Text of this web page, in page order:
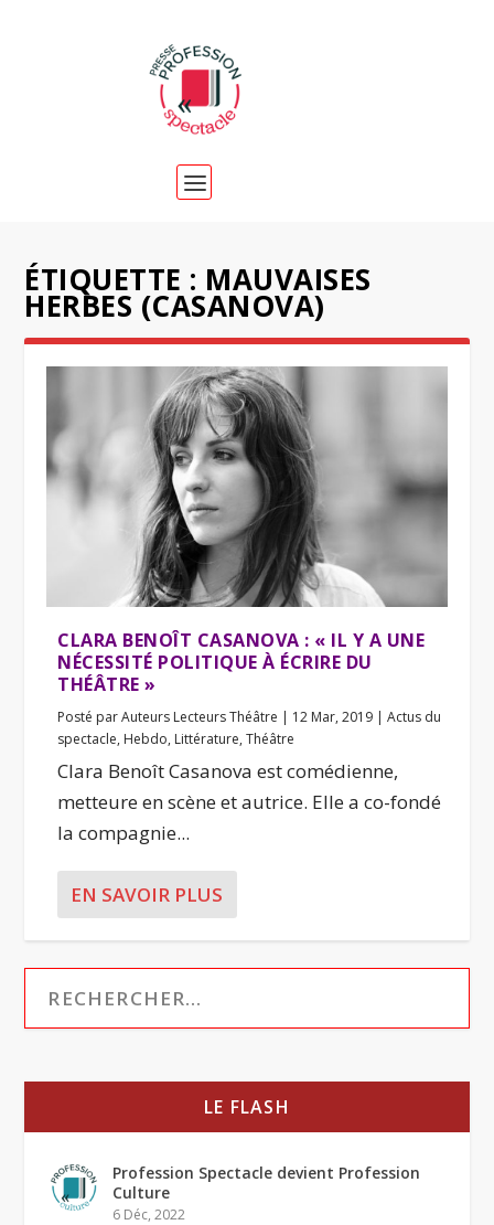
ÉTIQUETTE : MAUVAISES
HERBES (CASANOVA)
CLARA BENOÎT CASANOVA : « IL Y A UNE
NÉCESSITÉ POLITIQUE À ÉCRIRE DU
THÉÂTRE »
Posté parAuteurs Lecteurs Théâtre | 12 Mar, 2019 |Actus du
spectacle, Hebdo, Littérature,Théâtre
Clara Benoît Casanova est comédienne,
metteure en scène et autrice. Elle a co-fondé
la compagnie...
EN SAVOIR PLUS
LE FLASH
Profession Spectacle devient Profession
Culture
6 Déc, 2022